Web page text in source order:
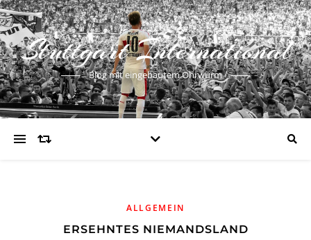
Stuttgart International
Blog mit eingebautem Ohrwurm
ALLGEMEIN
ERSEHNTES NIEMANDSLAND